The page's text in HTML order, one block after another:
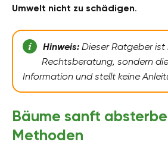
Umwelt nicht zu schädigen.
Hinweis: Dieser Ratgeber ist
Rechtsberatung, sondern
Information und stellt keine
Bäume sanft
Methoden